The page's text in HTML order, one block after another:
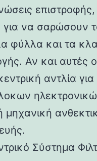
επιστροφής,
για να σαρώσουν
φύλλα και τα
Αν και αυτές
αντλία
μηχανική
Σύστημα